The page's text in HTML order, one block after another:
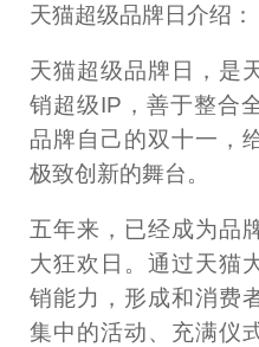
天猫超级品牌日介绍：
天猫超级品牌日，是
销超级IP，善于整合
品牌自己的双十一，
极致创新的舞台。
五年来，已经成为品
大狂欢日。通过天猫
销能力，形成和消费
集中的活动、充满仪